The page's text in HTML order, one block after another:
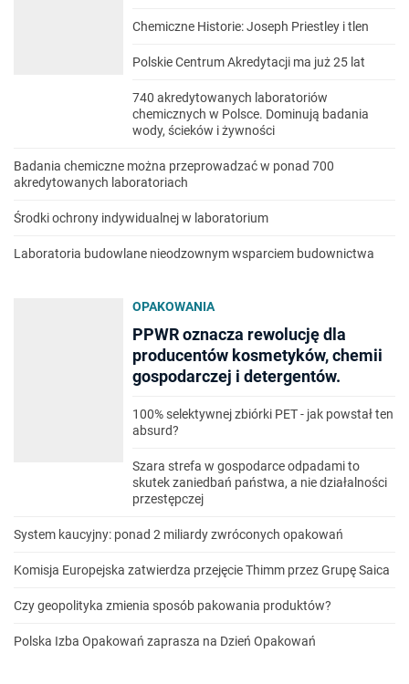
Chemiczne Historie: Joseph Priestley i tlen
Polskie Centrum Akredytacji ma już 25 lat
740 akredytowanych laboratoriów
chemicznych w Polsce. Dominują badania
wody, ścieków i żywności
Badania chemiczne można przeprowadzać w ponad 700
akredytowanych laboratoriach
Środki ochrony indywidualnej w laboratorium
Laboratoria budowlane nieodzownym wsparciem budownictwa
OPAKOWANIA
PPWR oznacza rewolucję dla
producentów kosmetyków, chemii
gospodarczej i detergentów.
100% selektywnej zbiórki PET - jak powstał ten
absurd?
Szara strefa w gospodarce odpadami to
skutek zaniedbań państwa, a nie działalności
przestępczej
System kaucyjny: ponad 2 miliardy zwróconych opakowań
Komisja Europejska zatwierdza przejęcie Thimm przez Grupę Saica
Czy geopolityka zmienia sposób pakowania produktów?
Polska Izba Opakowań zaprasza na Dzień Opakowań